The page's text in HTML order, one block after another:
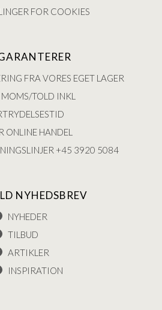
FOR COOKIES
FRA VORES EGET LAGER
TOLD INKL
ONLINE HANDEL
+45 3920 5084
NYHEDSBREV
NYHEDER
TILBUD
ARTIKLER
INSPIRATION